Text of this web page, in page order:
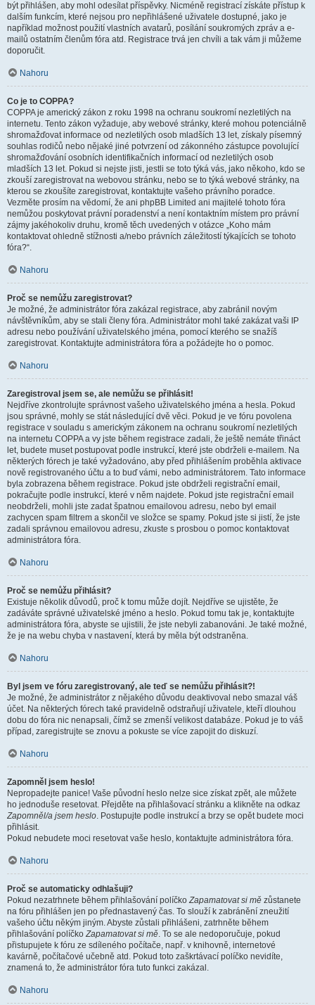
být přihlášen, aby mohl odesílat příspěvky. Nicméně registrací získáte přístup k
dalším funkcím, které nejsou pro nepřihlášené uživatele dostupné, jako je
například možnost použití vlastních avatarů, posílání soukromých zpráv a e-
mailů ostatním členům fóra atd. Registrace trvá jen chvíli a tak vám ji můžeme
doporučit.
Nahoru
Co je to COPPA?
COPPA je americký zákon z roku 1998 na ochranu soukromí nezletilých na
internetu. Tento zákon vyžaduje, aby webové stránky, které mohou potenciálně
shromažďovat informace od nezletilých osob mladších 13 let, získaly písemný
souhlas rodičů nebo nějaké jiné potvrzení od zákonného zástupce povolující
shromažďování osobních identifikačních informací od nezletilých osob
mladších 13 let. Pokud si nejste jisti, jestli se toto týká vás, jako někoho, kdo se
zkouší zaregistrovat na webovou stránku, nebo se to týká webové stránky, na
kterou se zkoušíte zaregistrovat, kontaktujte vašeho právního poradce.
Vezměte prosím na vědomí, že ani phpBB Limited ani majitelé tohoto fóra
nemůžou poskytovat právní poradenství a není kontaktním místem pro právní
zájmy jakéhokoliv druhu, kromě těch uvedených v otázce „Koho mám
kontaktovat ohledně stížnosti a/nebo právních záležitostí týkajících se tohoto
fóra?“.
Nahoru
Proč se nemůžu zaregistrovat?
Je možné, že administrátor fóra zakázal registrace, aby zabránil novým
návštěvníkům, aby se stali členy fóra. Administrátor mohl také zakázat vaši IP
adresu nebo používání uživatelského jména, pomocí kterého se snažíš
zaregistrovat. Kontaktujte administrátora fóra a požádejte ho o pomoc.
Nahoru
Zaregistroval jsem se, ale nemůžu se přihlásit!
Nejdříve zkontrolujte správnost vašeho uživatelského jména a hesla. Pokud
jsou správné, mohly se stát následující dvě věci. Pokud je ve fóru povolena
registrace v souladu s americkým zákonem na ochranu soukromí nezletilých
na internetu COPPA a vy jste během registrace zadali, že ještě nemáte třináct
let, budete muset postupovat podle instrukcí, které jste obdrželi e-mailem. Na
některých fórech je také vyžadováno, aby před přihlášením proběhla aktivace
nově registrovaného účtu a to buď vámi, nebo administrátorem. Tato informace
byla zobrazena během registrace. Pokud jste obdrželi registrační email,
pokračujte podle instrukcí, které v něm najdete. Pokud jste registrační email
neobdrželi, mohli jste zadat špatnou emailovou adresu, nebo byl email
zachycen spam filtrem a skončil ve složce se spamy. Pokud jste si jistí, že jste
zadali správnou emailovou adresu, zkuste s prosbou o pomoc kontaktovat
administrátora fóra.
Nahoru
Proč se nemůžu přihlásit?
Existuje několik důvodů, proč k tomu může dojít. Nejdříve se ujistěte, že
zadáváte správné uživatelské jméno a heslo. Pokud tomu tak je, kontaktujte
administrátora fóra, abyste se ujistili, že jste nebyli zabanováni. Je také možné,
že je na webu chyba v nastavení, která by měla být odstraněna.
Nahoru
Byl jsem ve fóru zaregistrovaný, ale teď se nemůžu přihlásit?!
Je možné, že administrátor z nějakého důvodu deaktivoval nebo smazal váš
účet. Na některých fórech také pravidelně odstraňují uživatele, kteří dlouhou
dobu do fóra nic nenapsali, čímž se zmenší velikost databáze. Pokud je to váš
případ, zaregistrujte se znovu a pokuste se více zapojit do diskuzí.
Nahoru
Zapomněl jsem heslo!
Nepropadejte panice! Vaše původní heslo nelze sice získat zpět, ale můžete
ho jednoduše resetovat. Přejděte na přihlašovací stránku a klikněte na odkaz
Zapomněl/a jsem heslo. Postupujte podle instrukcí a brzy se opět budete moci
přihlásit.
Pokud nebudete moci resetovat vaše heslo, kontaktujte administrátora fóra.
Nahoru
Proč se automaticky odhlašuji?
Pokud nezatrhnete během přihlašování políčkoZapamatovat si mě zůstanete
na fóru přihlášen jen po přednastavený čas. To slouží k zabránění zneužití
vašeho účtu někým jiným. Abyste zůstali přihlášeni, zatrhněte během
přihlašování políčkoZapamatovat si mě. To se ale nedoporučuje, pokud
přistupujete k fóru ze sdíleného počítače, např. v knihovně, internetové
kavárně, počítačové učebně atd. Pokud toto zaškrtávací políčko nevidíte,
znamená to, že administrátor fóra tuto funkci zakázal.
Nahoru